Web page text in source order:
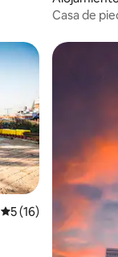
Casa de
Calificación
5 (16)